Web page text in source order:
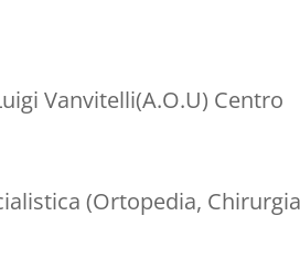
Vanvitelli(A.O.U) Centro
(Ortopedia, Chirurgia